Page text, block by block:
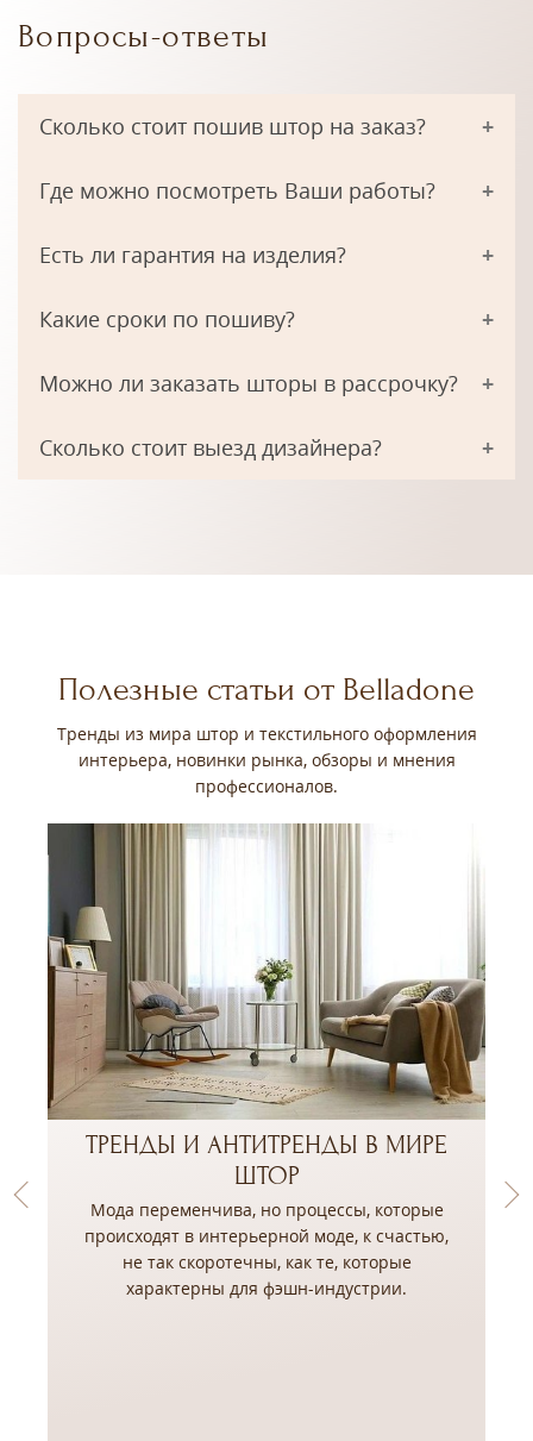
Вопросы-ответы
Сколько стоит пошив штор на заказ?
Где можно посмотреть Ваши работы?
Есть ли гарантия на изделия?
Какие сроки по пошиву?
Можно ли заказать шторы в рассрочку?
Сколько стоит выезд дизайнера?
Полезные статьи от Belladone
Тренды из мира штор и текстильного оформления
интерьера, новинки рынка, обзоры и мнения
профессионалов.
ТРЕНДЫ И АНТИТРЕНДЫ В МИРЕ
ШТОР
Мода переменчива, но процессы, которые
происходят в интерьерной моде, к счастью,
не так скоротечны, как те, которые
характерны для фэшн-индустрии.